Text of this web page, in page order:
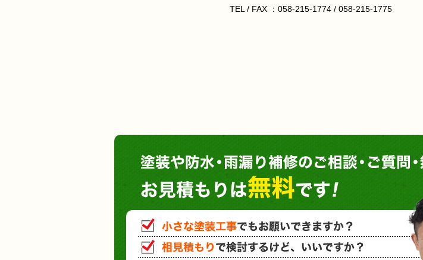
TEL / FAX ：058-215-1774 / 058-215-1775